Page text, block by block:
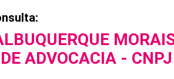
ADVOCACIA - CNPJ